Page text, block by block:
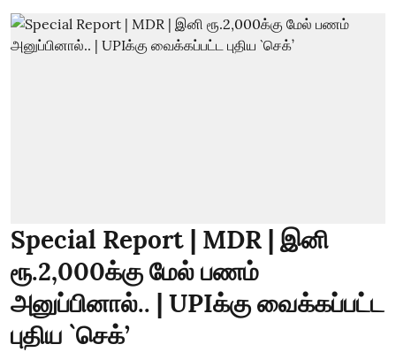
Special Report | MDR | இனி
ரூ.2,000க்கு மேல் பணம்
அனுப்பினால்.. | UPIக்கு வைக்கப்பட்ட
புதிய `செக்’